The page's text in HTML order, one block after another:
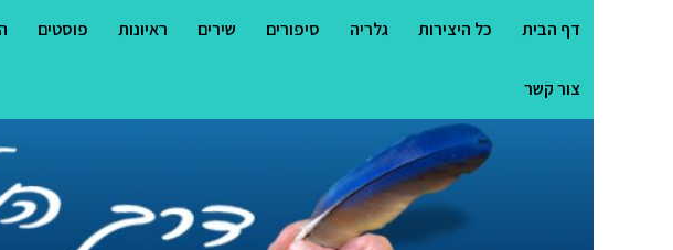
דף הבית כל היצירות גלריה סיפורים שירים ראיונות פוסטים
צור קשר